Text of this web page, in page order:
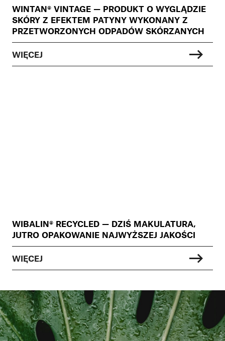
WINTAN® VINTAGE — PRODUKT O WYGLĄDZIE
SKÓRY Z EFEKTEM PATYNY WYKONANY Z
PRZETWORZONYCH ODPADÓW SKÓRZANYCH
WIĘCEJ
WIBALIN® RECYCLED — DZIŚ MAKULATURA,
JUTRO OPAKOWANIE NAJWYŻSZEJ JAKOŚCI
WIĘCEJ